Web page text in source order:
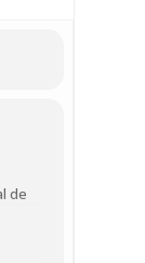
de